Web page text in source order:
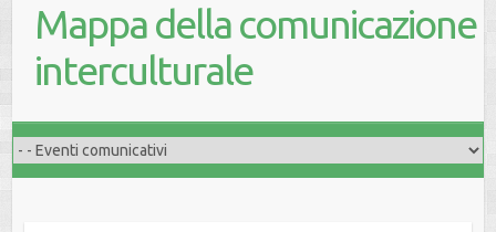
Mappa della comunicazione
interculturale